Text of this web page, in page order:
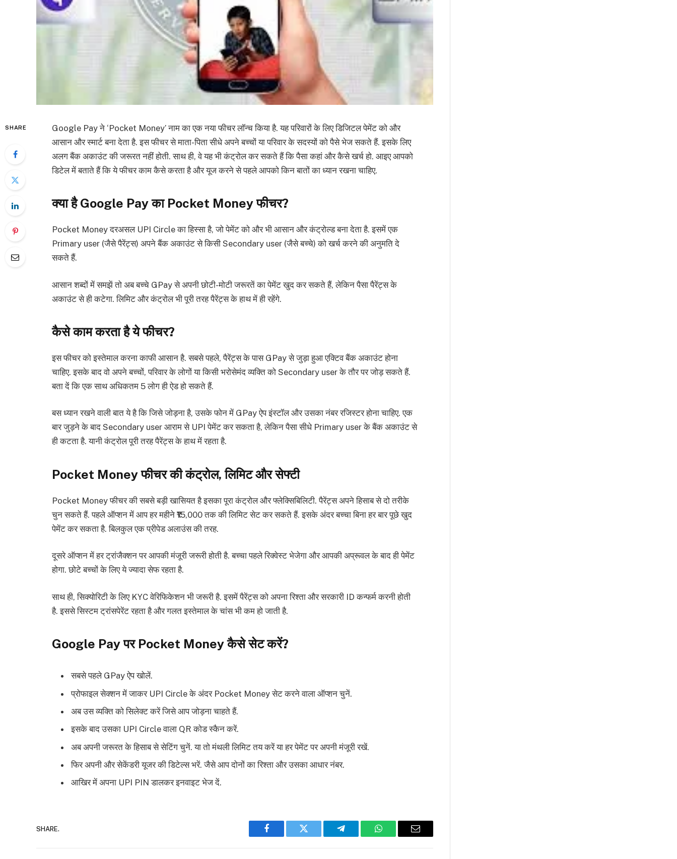
SHARE
Google Pay ने ‘Pocket Money’ नाम का एक नया फीचर लॉन्च किया है. यह परिवारों के लिए डिजिटल पेमेंट को और
आसान और स्मार्ट बना देता है. इस फीचर से माता-पिता सीधे अपने बच्चों या परिवार के सदस्यों को पैसे भेज सकते हैं. इसके लिए
अलग बैंक अकाउंट की जरूरत नहीं होती. साथ ही, वे यह भी कंट्रोल कर सकते हैं कि पैसा कहां और कैसे खर्च हो. आइए आपको
डिटेल में बताते हैं कि ये फीचर काम कैसे करता है और यूज करने से पहले आपको किन बातों का ध्यान रखना चाहिए.
क्या है Google Pay का Pocket Money फीचर?
Pocket Money दरअसल UPI Circle का हिस्सा है, जो पेमेंट को और भी आसान और कंट्रोल्ड बना देता है. इसमें एक
Primary user (जैसे पैरेंट्स) अपने बैंक अकाउंट से किसी Secondary user (जैसे बच्चे) को खर्च करने की अनुमति दे
सकते हैं.
आसान शब्दों में समझें तो अब बच्चे GPay से अपनी छोटी-मोटी जरूरतें का पेमेंट खुद कर सकते हैं, लेकिन पैसा पैरेंट्स के
अकाउंट से ही कटेगा. लिमिट और कंट्रोल भी पूरी तरह पैरेंट्स के हाथ में ही रहेंगे.
कैसे काम करता है ये फीचर?
इस फीचर को इस्तेमाल करना काफी आसान है. सबसे पहले, पैरेंट्स के पास GPay से जुड़ा हुआ एक्टिव बैंक अकाउंट होना
चाहिए. इसके बाद वो अपने बच्चों, परिवार के लोगों या किसी भरोसेमंद व्यक्ति को Secondary user के तौर पर जोड़ सकते हैं.
बता दें कि एक साथ अधिकतम 5 लोग ही ऐड हो सकते हैं.
बस ध्यान रखने वाली बात ये है कि जिसे जोड़ना है, उसके फोन में GPay ऐप इंस्टॉल और उसका नंबर रजिस्टर होना चाहिए. एक
बार जुड़ने के बाद Secondary user आराम से UPI पेमेंट कर सकता है, लेकिन पैसा सीधे Primary user के बैंक अकाउंट से
ही कटता है. यानी कंट्रोल पूरी तरह पैरेंट्स के हाथ में रहता है.
Pocket Money फीचर की कंट्रोल, लिमिट और सेफ्टी
Pocket Money फीचर की सबसे बड़ी खासियत है इसका पूरा कंट्रोल और फ्लेक्सिबिलिटी. पैरेंट्स अपने हिसाब से दो तरीके
चुन सकते हैं. पहले ऑप्शन में आप हर महीने ₹15,000 तक की लिमिट सेट कर सकते हैं. इसके अंदर बच्चा बिना हर बार पूछे खुद
पेमेंट कर सकता है. बिलकुल एक प्रीपेड अलाउंस की तरह.
दूसरे ऑप्शन में हर ट्रांजैक्शन पर आपकी मंजूरी जरूरी होती है. बच्चा पहले रिक्वेस्ट भेजेगा और आपकी अप्रूवल के बाद ही पेमेंट
होगा. छोटे बच्चों के लिए ये ज्यादा सेफ रहता है.
साथ ही, सिक्योरिटी के लिए KYC वेरिफिकेशन भी जरूरी है. इसमें पैरेंट्स को अपना रिश्ता और सरकारी ID कन्फर्म करनी होती
है. इससे सिस्टम ट्रांसपेरेंट रहता है और गलत इस्तेमाल के चांस भी कम हो जाती है.
Google Pay पर Pocket Money कैसे सेट करें?
सबसे पहले GPay ऐप खोलें.
प्रोफाइल सेक्शन में जाकर UPI Circle के अंदर Pocket Money सेट करने वाला ऑप्शन चुनें.
अब उस व्यक्ति को सिलेक्ट करें जिसे आप जोड़ना चाहते हैं.
इसके बाद उसका UPI Circle वाला QR कोड स्कैन करें.
अब अपनी जरूरत के हिसाब से सेटिंग चुनें. या तो मंथली लिमिट तय करें या हर पेमेंट पर अपनी मंजूरी रखें.
फिर अपनी और सेकेंडरी यूजर की डिटेल्स भरें. जैसे आप दोनों का रिश्ता और उसका आधार नंबर.
आखिर में अपना UPI PIN डालकर इनवाइट भेज दें.
SHARE.
Facebook Twitter Telegram WhatsAppEmail